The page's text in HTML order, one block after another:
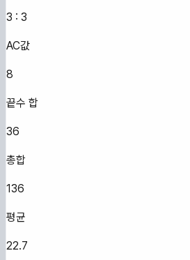
3 : 3
AC값
8
끝수 합
36
총합
136
평균
22.7